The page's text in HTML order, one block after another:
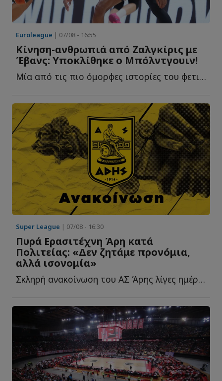
Euroleague | 07/08 - 16:55
Κίνηση-ανθρωπιά από Ζαλγκίρις με
Έβανς: Υποκλίθηκε ο Μπόλντγουιν!
Μία από τις πιο όμορφες ιστορίες του φετινού καλοκαιριού σ...
Super League | 07/08 - 16:30
Πυρά Ερασιτέχνη Άρη κατά
Πολιτείας: «Δεν ζητάμε προνόμια,
αλλά ισονομία»
Σκληρή ανακοίνωση του ΑΣ Άρης λίγες ημέρες πριν από τ...